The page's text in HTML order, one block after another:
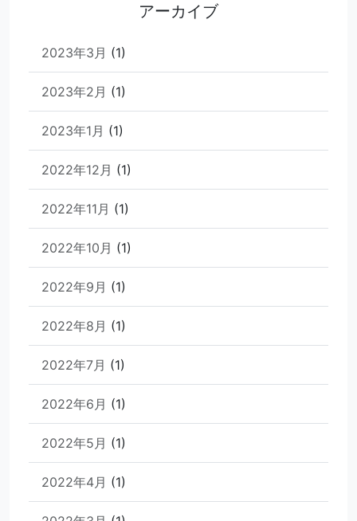
アーカイブ
2023年3月 (1)
2023年2月 (1)
2023年1月 (1)
2022年12月 (1)
2022年11月 (1)
2022年10月 (1)
2022年9月 (1)
2022年8月 (1)
2022年7月 (1)
2022年6月 (1)
2022年5月 (1)
2022年4月 (1)